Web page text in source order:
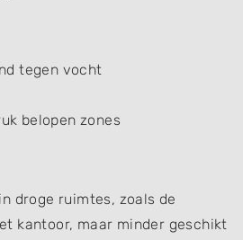
tegen vocht
belopen zones
droge ruimtes, zoals de
kantoor, maar minder geschikt